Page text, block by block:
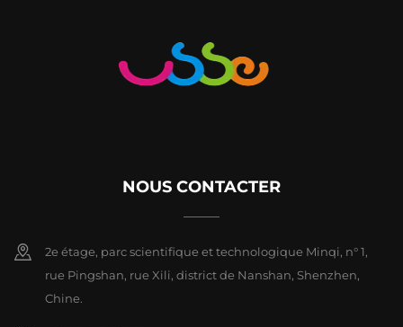
NOUS CONTACTER
2e étage, parc scientifique et technologique Minqi, n° 1,
rue Pingshan, rue Xili, district de Nanshan, Shenzhen,
Chine.